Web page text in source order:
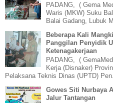
PADANG, ( Gema
Waris (MKW) Suku
Balai Gadang, Lubuk
Beberapa Kali
Panggilan Penyidik
Ketenagakerjaan
PADANG, (
Kerja (Disnaker)
Pelaksana Teknis Dinas (UPTD)
Gowes Siti Nurbaya
Jalur Tantangan